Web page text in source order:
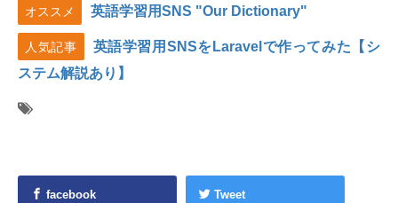
オススメ 英語学習用SNS "Our Dictionary"
人気記事
英語学習用SNSをLaravelで作ってみた【シ
ステム解説あり】
facebook Tweet